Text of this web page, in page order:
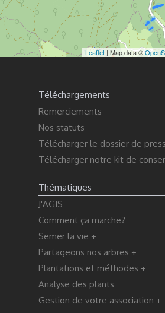
Leaflet| Map data ©
Téléchargements
Remerciements
Nos statuts
Télécharger le dossier de
Télécharger notre kit de
Thématiques
J'AGIS
Comment ça marche?
Semer la vie +
Partageons nos arbres +
Plantations et méthodes +
Analyse des plants
Gestion de votre association +